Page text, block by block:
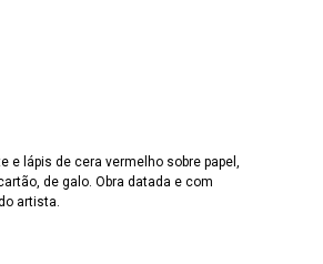
e lápis de cera vermelho sobre papel,
de galo. Obra datada e com
artista.